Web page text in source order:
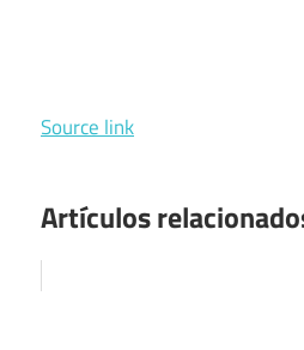
Source link
Artículos